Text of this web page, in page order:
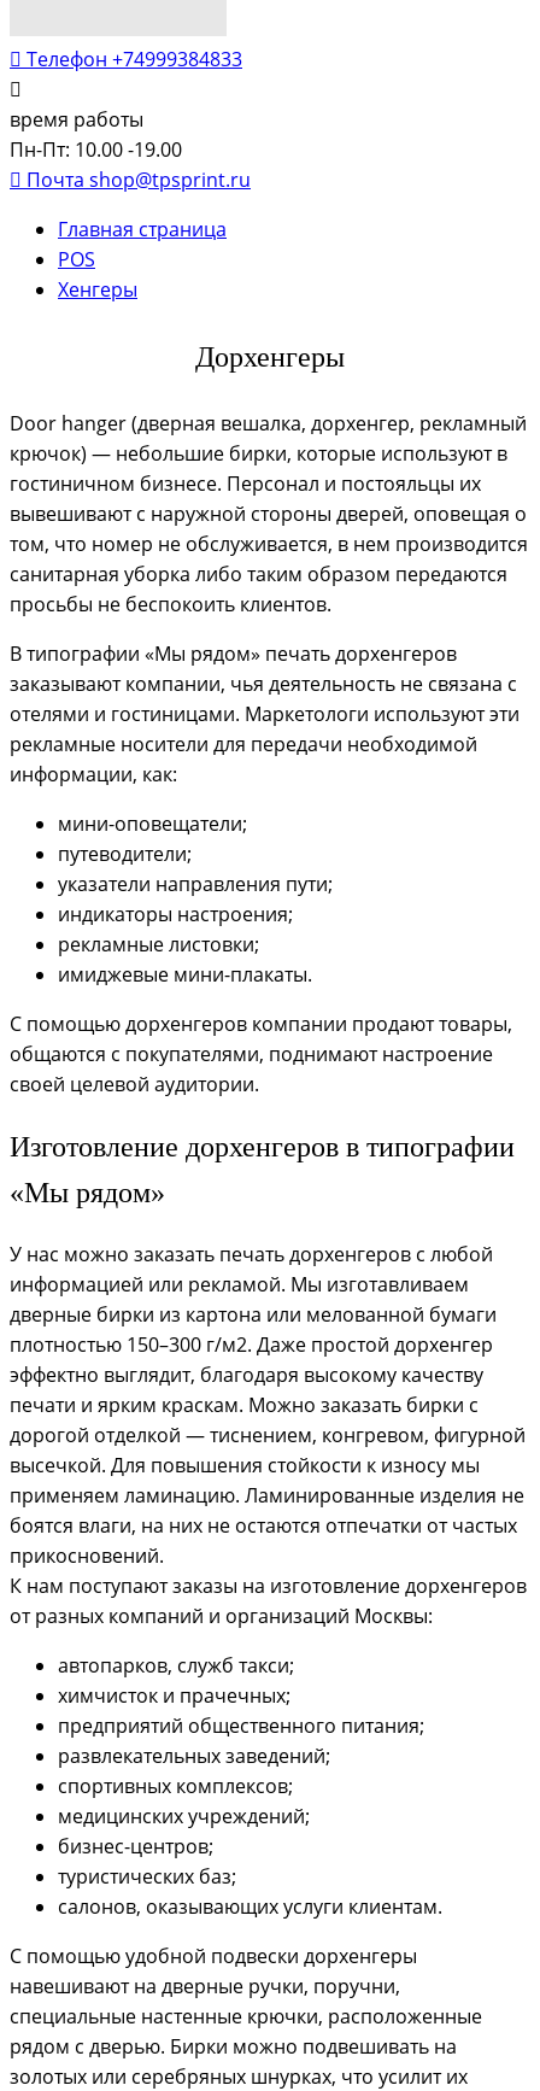
Телефон +74999384833
время работы
Пн-Пт: 10.00 -19.00
Почта shop@tpsprint.ru
Главная страница
POS
Хенгеры
Дорхенгеры
Door hanger (дверная вешалка, дорхенгер, рекламный
крючок) — небольшие бирки, которые используют в
гостиничном бизнесе. Персонал и постояльцы их
вывешивают с наружной стороны дверей, оповещая о
том, что номер не обслуживается, в нем производится
санитарная уборка либо таким образом передаются
просьбы не беспокоить клиентов.
В типографии «Мы рядом» печать дорхенгеров
заказывают компании, чья деятельность не связана с
отелями и гостиницами. Маркетологи используют эти
рекламные носители для передачи необходимой
информации, как:
мини-оповещатели;
путеводители;
указатели направления пути;
индикаторы настроения;
рекламные листовки;
имиджевые мини-плакаты.
С помощью дорхенгеров компании продают товары,
общаются с покупателями, поднимают настроение
своей целевой аудитории.
Изготовление дорхенгеров в типографии
«Мы рядом»
У нас можно заказать печать дорхенгеров с любой
информацией или рекламой. Мы изготавливаем
дверные бирки из картона или мелованной бумаги
плотностью 150–300 г/м2. Даже простой дорхенгер
эффектно выглядит, благодаря высокому качеству
печати и ярким краскам. Можно заказать бирки с
дорогой отделкой — тиснением, конгревом, фигурной
высечкой. Для повышения стойкости к износу мы
применяем ламинацию. Ламинированные изделия не
боятся влаги, на них не остаются отпечатки от частых
прикосновений.
К нам поступают заказы на изготовление дорхенгеров
от разных компаний и организаций Москвы:
автопарков, служб такси;
химчисток и прачечных;
предприятий общественного питания;
развлекательных заведений;
спортивных комплексов;
медицинских учреждений;
бизнес-центров;
туристических баз;
салонов, оказывающих услуги клиентам.
С помощью удобной подвески дорхенгеры
навешивают на дверные ручки, поручни,
специальные настенные крючки, расположенные
рядом с дверью. Бирки можно подвешивать на
золотых или серебряных шнурках, что усилит их